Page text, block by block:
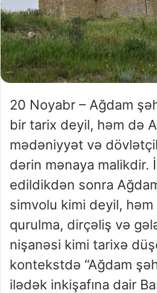
20 Noyabr – Ağdam
bir tarix deyil, həm də
mədəniyyət və
dərin mənaya malikdir.
edildikdən sonra
simvolu kimi deyil,
qurulma, dirçəliş və
nişanəsi kimi tarixə
kontekstdə “Ağdam
ilədək inkişafına dair